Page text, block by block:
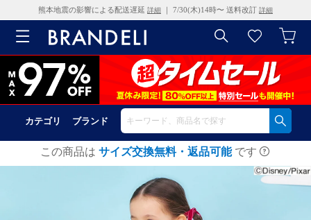
熊本地震の影響による配送遅延 詳細 ｜ 7/30(木)14時〜 送料改訂 詳細
カテゴリ ブランド
この商品は サイズ交換無料・返品可能 です